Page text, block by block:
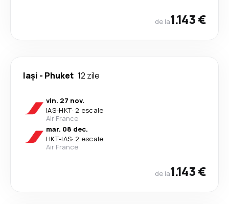
de la1.143 €
Iași - Phuket 12 zile
vin. 27 nov.
IAS-HKT· 2 escale
Air France
mar. 08 dec.
HKT-IAS· 2 escale
Air France
de la1.143 €